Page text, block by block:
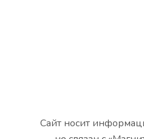
Сайт носит